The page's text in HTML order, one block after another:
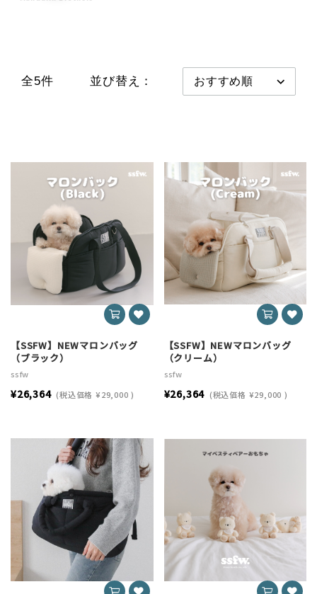
全5件 並び替え：
【SSFW】NEWマロンバッグ
（ブラック）
ssfw
¥26,364 (税込価格 ¥29,000 )
【SSFW】NEWマロンバッグ
（クリーム）
ssfw
¥26,364 (税込価格 ¥29,000 )